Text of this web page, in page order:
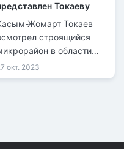
Токаеву
Жомарт Токаев
строящийся
в области
и изучил процесс
объектов
окт. 2023